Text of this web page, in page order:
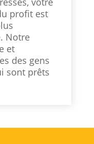
profit est
Notre
et
des gens
sont prêts